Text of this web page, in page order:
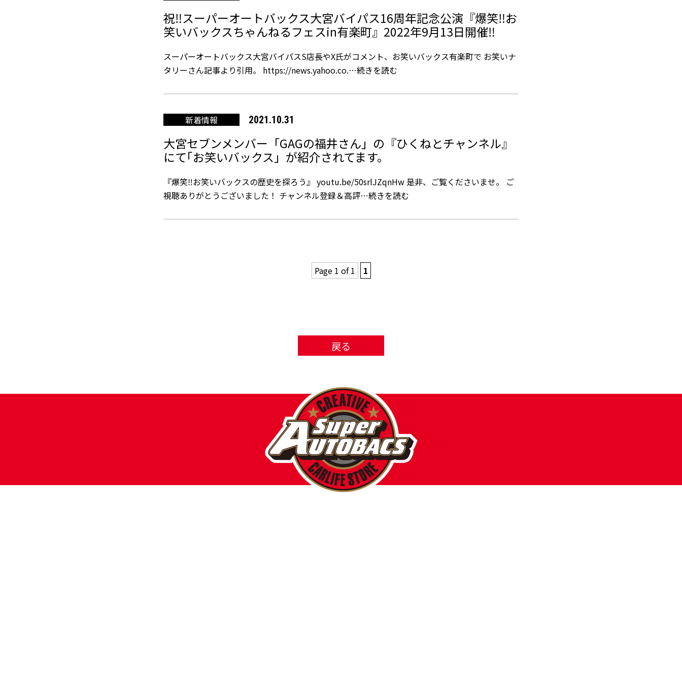
祝‼スーパーオートバックス大宮バイパス16周年記念公演『爆笑‼お
笑いバックスちゃんねるフェスin有楽町』2022年9月13日開催‼
スーパーオートバックス大宮バイパスS店長やX氏がコメント、お笑いバックス有楽町で お笑いナ
タリーさん記事より引用。 https://news.yahoo.co.…続きを読む
新着情報 2021.10.31
大宮セブンメンバー「GAGの福井さん」の『ひくねとチャンネル』
にて｢お笑いバックス」が紹介されてます。
『爆笑‼お笑いバックスの歴史を探ろう』 youtu.be/50srlJZqnHw 是非、ご覧くださいませ。 ご
視聴ありがとうございました！ チャンネル登録＆高評…続きを読む
Page 1 of 1 1
戻る